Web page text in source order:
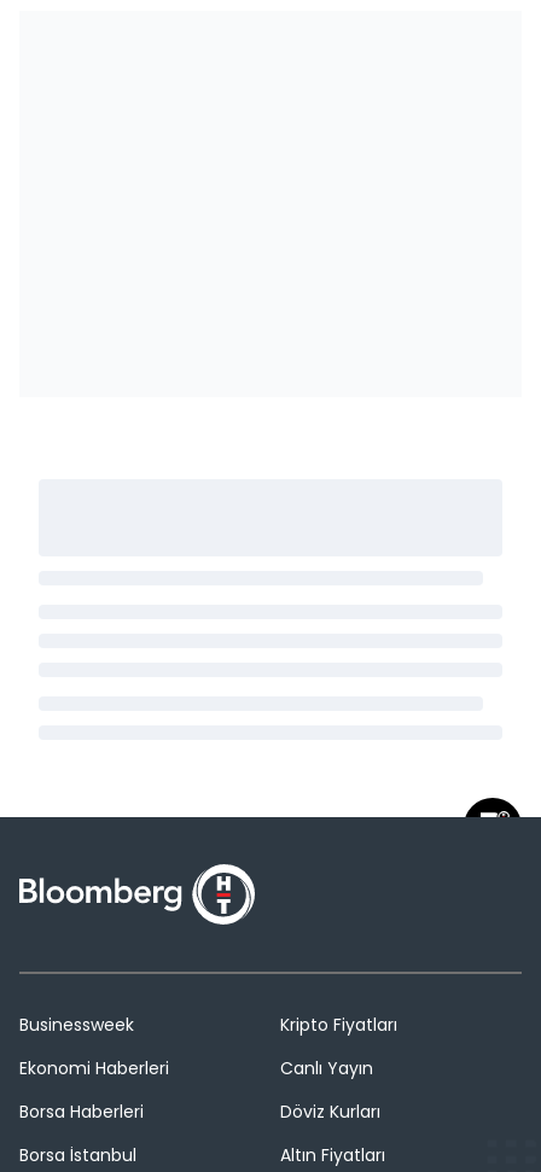
Businessweek
Ekonomi Haberleri
Borsa Haberleri
Borsa İstanbul
Kripto Fiyatları
Canlı Yayın
Döviz Kurları
Altın Fiyatları